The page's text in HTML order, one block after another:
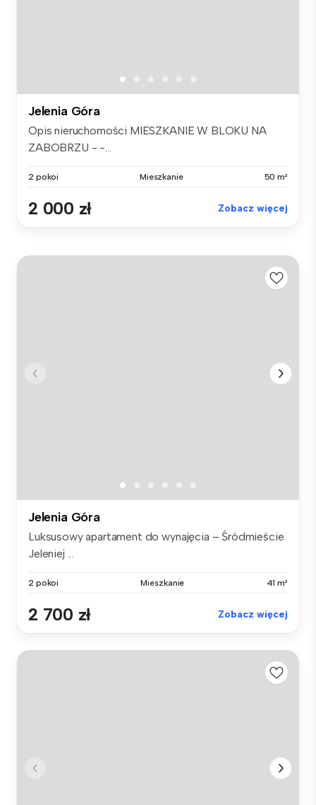
Jelenia Góra
Opis nieruchomości MIESZKANIE W BLOKU NA
ZABOBRZU - -...
2 pokoi Mieszkanie 50 m²
2 000 zł Zobacz więcej
Jelenia Góra
Luksusowy apartament do wynajęcia – Śródmieście
Jeleniej ...
2 pokoi Mieszkanie 41 m²
2 700 zł Zobacz więcej